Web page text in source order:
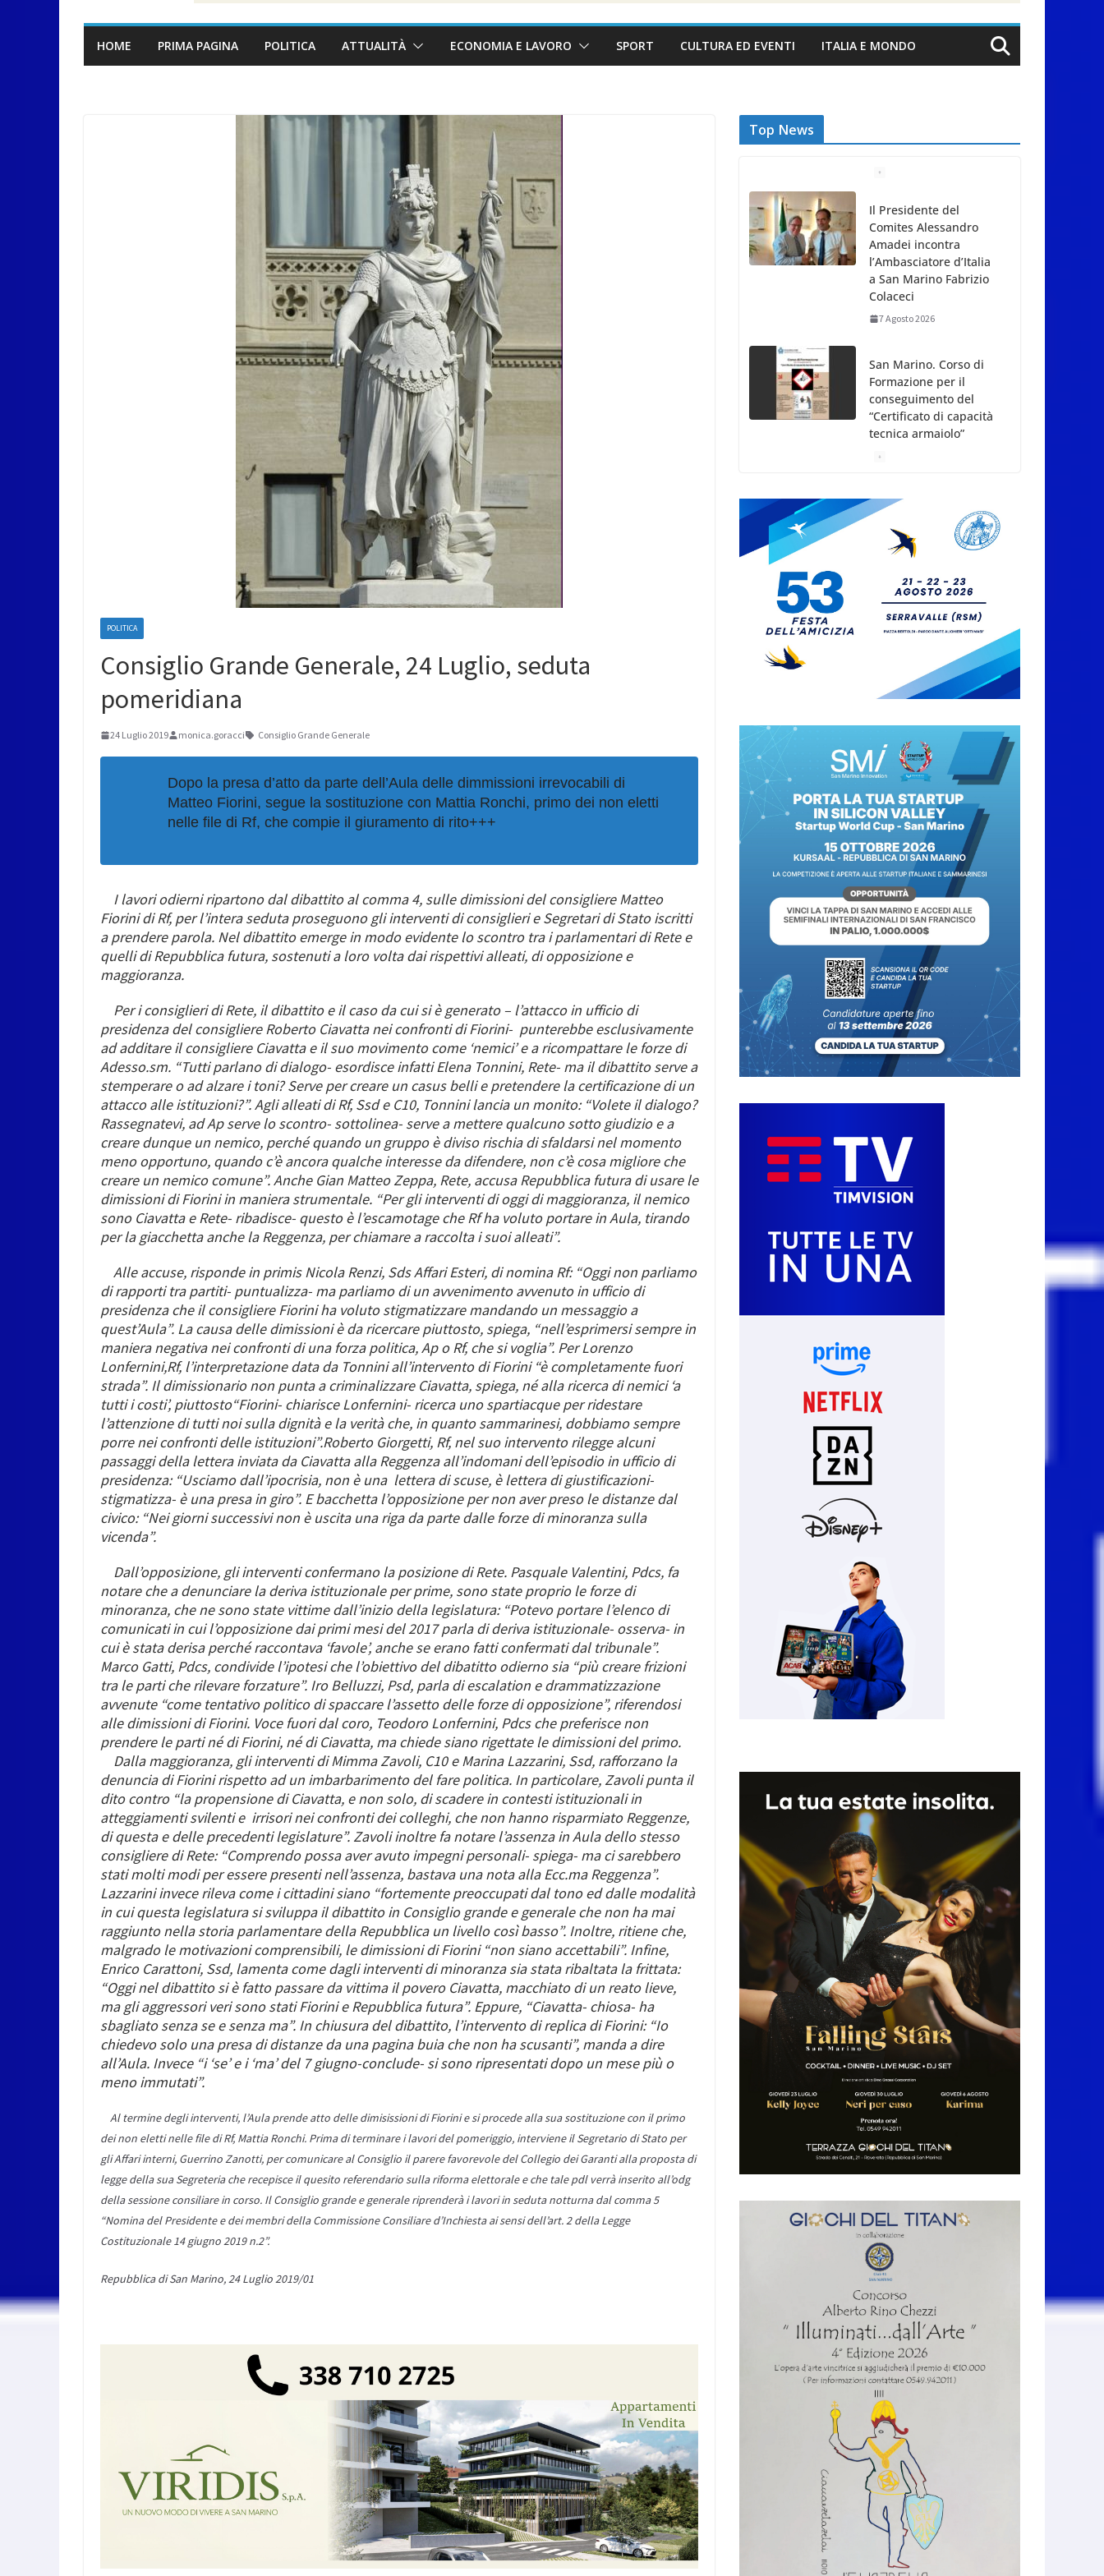
HOME PRIMA PAGINA POLITICA ATTUALITÀ ECONOMIA E LAVORO SPORT CULTURA ED EVENTI ITALIA E MONDO
POLITICA
Consiglio Grande Generale, 24 Luglio, seduta
pomeridiana
24 Luglio 2019 monica.goracci Consiglio Grande Generale
Dopo la presa d’atto da parte dell’Aula delle dimmissioni irrevocabili di
Matteo Fiorini, segue la sostituzione con Mattia Ronchi, primo dei non eletti
nelle file di Rf, che compie il giuramento di rito+++
I lavori odierni ripartono dal dibattito al comma 4, sulle dimissioni del consigliereMatteo
Fiorinidi Rf, per l’intera seduta proseguono gli interventi di consiglieri e Segretari di Stato iscritti
a prendere parola. Nel dibattito emerge in modo evidente lo scontro tra i parlamentari di Rete e
quelli di Repubblica futura, sostenuti a loro volta dai rispettivi alleati, di opposizione e
maggioranza.
Per i consiglieri di Rete, il dibattito e il caso da cui si è generato – l’attacco in ufficio di
presidenza del consigliere Roberto Ciavatta nei confronti di Fiorini- punterebbe esclusivamente
ad additare il consigliere Ciavatta e il suo movimento come ‘nemici’ e a ricompattare le forze di
Adesso.sm. “Tutti parlano di dialogo- esordisce infattiElena Tonnini, Rete- ma il dibattito serve a
stemperare o ad alzare i toni? Serve per creare un casus belli e pretendere la certificazione di un
attacco alle istituzioni?”. Agli alleati di Rf, Ssd e C10, Tonnini lancia un monito: “Volete il dialogo?
Rassegnatevi, ad Ap serve lo scontro- sottolinea- serve a mettere qualcuno sotto giudizio e a
creare dunque un nemico, perché quando un gruppo è diviso rischia di sfaldarsi nel momento
meno opportuno, quando c’è ancora qualche interesse da difendere, non c’è cosa migliore che
creare un nemico comune”. Anche Gian Matteo Zeppa, Rete, accusa Repubblica futura di usare le
dimissioni di Fiorini in maniera strumentale. “Per gli interventi di oggi di maggioranza, il nemico
sono Ciavatta e Rete- ribadisce- questo è l’escamotage che Rf ha voluto portare in Aula, tirando
per la giacchetta anche la Reggenza, per chiamare a raccolta i suoi alleati”.
Alle accuse, risponde in primisNicola Renzi, Sds Affari Esteri, di nomina Rf: “Oggi non parliamo
di rapporti tra partiti- puntualizza- ma parliamo di un avvenimento avvenuto in ufficio di
presidenza che il consigliere Fiorini ha voluto stigmatizzare mandando un messaggio a
quest’Aula”. La causa delle dimissioni è da ricercare piuttosto, spiega, “nell’esprimersi sempre in
maniera negativa nei confronti di una forza politica, Ap o Rf, che si voglia”. PerLorenzo
Lonfernini,Rf, l’interpretazione data da Tonnini all’intervento di Fiorini “è completamente fuori
strada”. Il dimissionario non punta a criminalizzare Ciavatta, spiega, né alla ricerca di nemici ‘a
tutti i costi’, piuttosto“Fiorini- chiarisce Lonfernini- ricerca uno spartiacque per ridestare
l’attenzione di tutti noi sulla dignità e la verità che, in quanto sammarinesi, dobbiamo sempre
porre nei confronti delle istituzioni”.Roberto Giorgetti, Rf, nel suo intervento rilegge alcuni
passaggi della lettera inviata da Ciavatta alla Reggenza all’indomani dell’episodio in ufficio di
presidenza: “Usciamo dall’ipocrisia, non è una lettera di scuse, è lettera di giustificazioni-
stigmatizza- è una presa in giro”. E bacchetta l’opposizione per non aver preso le distanze dal
civico: “Nei giorni successivi non è uscita una riga da parte dalle forze di minoranza sulla
vicenda”.
Dall’opposizione, gli interventi confermano la posizione di Rete. Pasquale Valentini, Pdcs, fa
notare che a denunciare la deriva istituzionale per prime, sono state proprio le forze di
minoranza, che ne sono state vittime dall’inizio della legislatura: “Potevo portare l’elenco di
comunicati in cui l’opposizione dai primi mesi del 2017 parla di deriva istituzionale- osserva- in
cui è stata derisa perché raccontava ‘favole’, anche se erano fatti confermati dal tribunale”.
Marco Gatti, Pdcs, condivide l’ipotesi che l’obiettivo del dibatitto odierno sia “più creare frizioni
tra le parti che rilevare forzature”. Iro Belluzzi, Psd, parla di escalation e drammatizzazione
avvenute “come tentativo politico di spaccare l’assetto delle forze di opposizione”, riferendosi
alle dimissioni di Fiorini. Voce fuori dal coro, Teodoro Lonfernini, Pdcs che preferisce non
prendere le parti né di Fiorini, né di Ciavatta, ma chiede siano rigettate le dimissioni del primo.
Dalla maggioranza, gli interventi diMimma Zavoli, C10 eMarina Lazzarini, Ssd, rafforzano la
denuncia di Fiorini rispetto ad un imbarbarimento del fare politica. In particolare, Zavoli punta il
dito contro “la propensione di Ciavatta, e non solo, di scadere in contesti istituzionali in
atteggiamenti svilenti e irrisori nei confronti dei colleghi, che non hanno risparmiato Reggenze,
di questa e delle precedenti legislature”. Zavoli inoltre fa notare l’assenza in Aula dello stesso
consigliere di Rete: “Comprendo possa aver avuto impegni personali- spiega- ma ci sarebbero
stati molti modi per essere presenti nell’assenza, bastava una nota alla Ecc.ma Reggenza”.
Lazzarini invece rileva come i cittadini siano “fortemente preoccupati dal tono ed dalle modalità
in cui questa legislatura si sviluppa il dibattito in Consiglio grande e generale che non ha mai
raggiunto nella storia parlamentare della Repubblica un livello così basso”. Inoltre, ritiene che,
malgrado le motivazioni comprensibili, le dimissioni di Fiorini “non siano accettabili”. Infine,
Enrico Carattoni, Ssd, lamenta come dagli interventi di minoranza sia stata ribaltata la frittata:
“Oggi nel dibattito si è fatto passare da vittima il povero Ciavatta, macchiato di un reato lieve,
ma gli aggressori veri sono stati Fiorini e Repubblica futura”. Eppure, “Ciavatta- chiosa- ha
sbagliato senza se e senza ma”. In chiusura del dibattito, l’intervento di replica diFiorini: “Io
chiedevo solo una presa di distanze da una pagina buia che non ha scusanti”, manda a dire
all’Aula. Invece “i ‘se’ e i ‘ma’ del 7 giugno-conclude- si sono ripresentati dopo un mese più o
meno immutati”.
Al termine degli interventi, l’Aula prende atto delle dimisissioni di Fiorini e si procede alla sua sostituzione con il primo
dei non eletti nelle file di Rf,Mattia Ronchi. Prima di terminare i lavori del pomeriggio, interviene il Segretario di Stato per
gli Affari interni, Guerrino Zanotti, per comunicare al Consiglio il parere favorevole del Collegio dei Garanti alla proposta di
legge della sua Segreteria che recepisce il quesito referendario sulla riforma elettorale e che tale pdl verrà inserito all’odg
della sessione consiliare in corso. Il Consiglio grande e generale riprenderà i lavori in seduta notturna dal comma 5
“Nomina del Presidente e dei membri della Commissione Consiliare d’Inchiesta ai sensi dell’art. 2 della Legge
Costituzionale 14 giugno 2019 n.2”.
Repubblica di San Marino, 24 Luglio 2019/01
Top News
Il Presidente del
Comites Alessandro
Amadei incontra
l’Ambasciatore d’Italia
a San Marino Fabrizio
Colaceci
7 Agosto 2026
San Marino. Corso di
Formazione per il
conseguimento del
“Certificato di capacità
tecnica armaiolo”
7 Agosto 2026
“Concerto a lume di
candela da Bach ai Led
Zeppelin” lunedì 10
agosto e martedì 8
gli Orti Borghesi, San
Marino Città
7 Agosto 2026
Weekend conclusivo
per”La Terrazza della
Ministro del Turismo
Mazzi, Iva Zanicchi,
l’Orchestra Fondazione
Pavarotti e tanti altri
7 Agosto 2026
San Marino Junior
Open, definite le
semifinale dei
singolari
7 Agosto 2026